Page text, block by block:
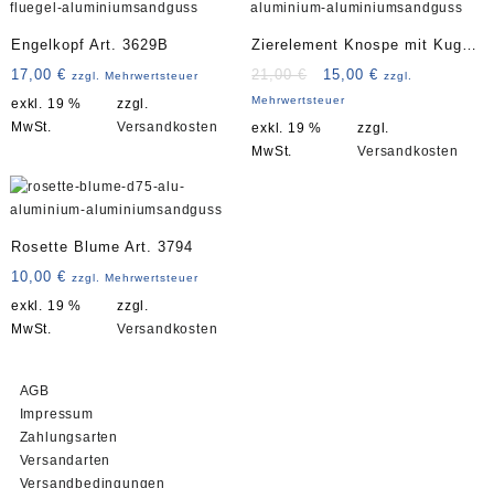
Engelkopf Art. 3629B
17,00 € zzgl. Mehrwertsteuer
exkl. 19 %
MwSt.
zzgl.
Versandkosten
Zierelement Knospe mit Kugel
Art. 4260C
21,00€
Ursprünglicher
Preis
21,00 €
15,00€ Aktueller
ist:
15,00 €.
zzgl.
Mehrwertsteuer
exkl. 19 %
MwSt.
zzgl.
Versandkosten
Rosette Blume Art. 3794
10,00 € zzgl. Mehrwertsteuer
exkl. 19 %
MwSt.
zzgl.
Versandkosten
AGB
Impressum
Zahlungsarten
Versandarten
Versandbedingungen